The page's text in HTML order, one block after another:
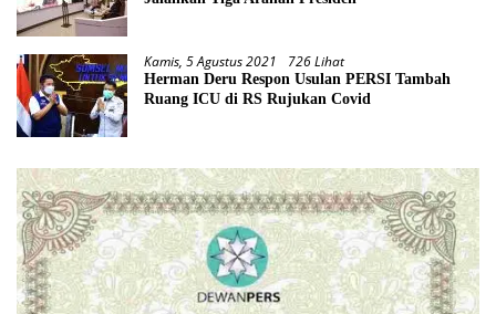
Kamis, 5 Agustus 2021 726 Lihat
Herman Deru Respon Usulan PERSI Tambah
Ruang ICU di RS Rujukan Covid